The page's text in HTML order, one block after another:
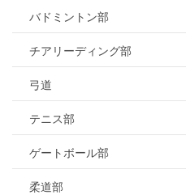
バドミントン部
チアリーディング部
弓道
テニス部
ゲートボール部
柔道部